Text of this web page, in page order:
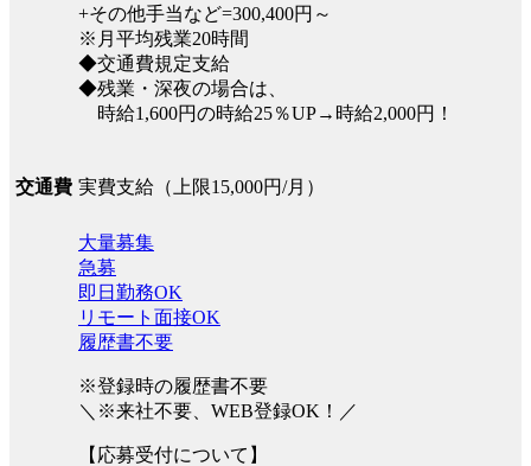
+その他手当など=300,400円～
※月平均残業20時間
◆交通費規定支給
◆残業・深夜の場合は、
時給1,600円の時給25％UP→時給2,000円！
交通費 実費支給（上限15,000円/月）
大量募集
急募
即日勤務OK
リモート面接OK
履歴書不要
※登録時の履歴書不要
＼※来社不要、WEB登録OK！／
【応募受付について】